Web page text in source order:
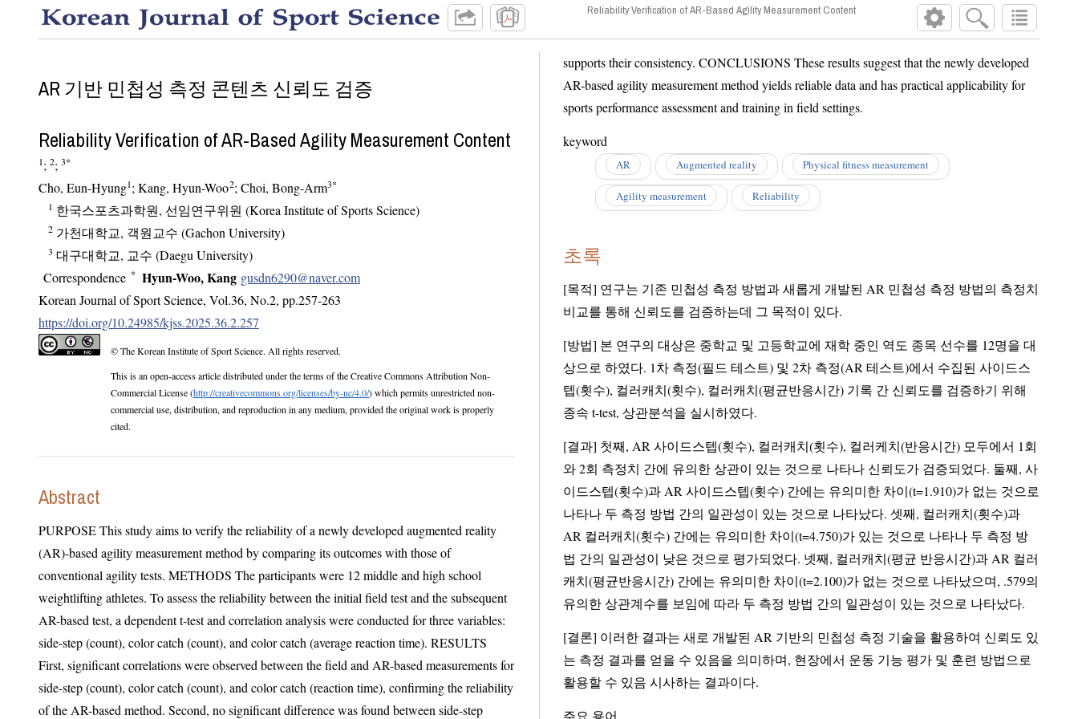
Reliability Verification of AR-Based Agility Measurement Content
AR 기반 민첩성 측정 콘텐츠 신뢰도 검증
Reliability Verification of AR-Based Agility Measurement Content
1; 2; 3*
Cho, Eun-Hyung1 ; Kang, Hyun-Woo2 ; Choi, Bong-Arm3*
1 한국스포츠과학원, 선임연구위원 (Korea Institute of Sports Science)
2 가천대학교, 객원교수 (Gachon University)
3 대구대학교, 교수 (Daegu University)
Correspondence * Hyun-Woo, Kang gusdn6290@naver.com
Korean Journal of Sport Science, Vol.36, No.2, pp.257-263
https://doi.org/10.24985/kjss.2025.36.2.257
© The Korean Institute of Sport Science. All rights reserved.
This is an open-access article distributed under the terms of the Creative Commons Attribution Non-
Commercial License (http://creativecommons.org/licenses/by-nc/4.0/) which permits unrestricted non-
commercial use, distribution, and reproduction in any medium, provided the original work is properly
cited.
Abstract
PURPOSE This study aims to verify the reliability of a newly developed augmented reality
(AR)-based agility measurement method by comparing its outcomes with those of
conventional agility tests. METHODS The participants were 12 middle and high school
weightlifting athletes. To assess the reliability between the initial field test and the subsequent
AR-based test, a dependent t-test and correlation analysis were conducted for three variables:
side-step (count), color catch (count), and color catch (average reaction time). RESULTS
First, significant correlations were observed between the field and AR-based measurements for
side-step (count), color catch (count), and color catch (reaction time), confirming the reliability
of the AR-based method. Second, no significant difference was found between side-step
supports their consistency. CONCLUSIONS These results suggest that the newly developed
AR-based agility measurement method yields reliable data and has practical applicability for
sports performance assessment and training in field settings.
keyword
AR Augmented reality Physical fitness measurement
Agility measurement Reliability
초록
[목적] 연구는 기존 민첩성 측정 방법과 새롭게 개발된 AR 민첩성 측정 방법의 측정치
비교를 통해 신뢰도를 검증하는데 그 목적이 있다.
[방법] 본 연구의 대상은 중학교 및 고등학교에 재학 중인 역도 종목 선수를 12명을 대
상으로 하였다. 1차 측정(필드 테스트) 및 2차 측정(AR 테스트)에서 수집된 사이드스
텝(횟수), 컬러캐치(횟수), 컬러캐치(평균반응시간) 기록 간 신뢰도를 검증하기 위해
종속 t-test, 상관분석을 실시하였다.
[결과] 첫째, AR 사이드스텝(횟수), 컬러캐치(횟수), 컬러케치(반응시간) 모두에서 1회
와 2회 측정치 간에 유의한 상관이 있는 것으로 나타나 신뢰도가 검증되었다. 둘째, 사
이드스텝(횟수)과 AR 사이드스텝(횟수) 간에는 유의미한 차이(t=1.910)가 없는 것으로
나타나 두 측정 방법 간의 일관성이 있는 것으로 나타났다. 셋째, 컬러캐치(횟수)과
AR 컬러캐치(횟수) 간에는 유의미한 차이(t=4.750)가 있는 것으로 나타나 두 측정 방
법 간의 일관성이 낮은 것으로 평가되었다. 넷째, 컬러캐치(평균 반응시간)과 AR 컬러
캐치(평균반응시간) 간에는 유의미한 차이(t=2.100)가 없는 것으로 나타났으며, .579의
유의한 상관계수를 보임에 따라 두 측정 방법 간의 일관성이 있는 것으로 나타났다.
[결론] 이러한 결과는 새로 개발된 AR 기반의 민첩성 측정 기술을 활용하여 신뢰도 있
는 측정 결과를 얻을 수 있음을 의미하며, 현장에서 운동 기능 평가 및 훈련 방법으로
활용할 수 있음 시사하는 결과이다.
주요 용어